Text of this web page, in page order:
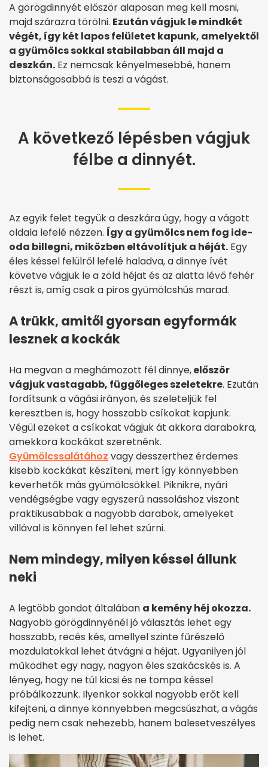
A görögdinnyét először alaposan meg kell mosni,
majd szárazra törölni. Ezután vágjuk le mindkét
végét, így két lapos felületet kapunk, amelyektől
a gyümölcs sokkal stabilabban áll majd a
deszkán. Ez nemcsak kényelmesebbé, hanem
biztonságosabbá is teszi a vágást.
A következő lépésben vágjuk
félbe a dinnyét.
Az egyik felet tegyük a deszkára úgy, hogy a vágott
oldala lefelé nézzen. Így a gyümölcs nem fog ide-
oda billegni, miközben eltávolítjuk a héját. Egy
éles késsel felülről lefelé haladva, a dinnye ívét
követve vágjuk le a zöld héjat és az alatta lévő fehér
részt is, amíg csak a piros gyümölcshús marad.
A trükk, amitől gyorsan egyformák
lesznek a kockák
Ha megvan a meghámozott fél dinnye,először
vágjuk vastagabb, függőleges szeletekre. Ezután
fordítsunk a vágási irányon, és szeleteljük fel
keresztben is, hogy hosszabb csíkokat kapjunk.
Végül ezeket a csíkokat vágjuk át akkora darabokra,
amekkora kockákat szeretnénk.
Gyümölcssalátához vagy desszerthez érdemes
kisebb kockákat készíteni, mert így könnyebben
keverhetők más gyümölcsökkel. Piknikre, nyári
vendégségbe vagy egyszerű nassoláshoz viszont
praktikusabbak a nagyobb darabok, amelyeket
villával is könnyen fel lehet szúrni.
Nem mindegy, milyen késsel állunk
neki
A legtöbb gondot általában a kemény héj okozza.
Nagyobb görögdinnyénél jó választás lehet egy
hosszabb, recés kés, amellyel szinte fűrészelő
mozdulatokkal lehet átvágni a héjat. Ugyanilyen jól
működhet egy nagy, nagyon éles szakácskés is. A
lényeg, hogy ne túl kicsi és ne tompa késsel
próbálkozzunk. Ilyenkor sokkal nagyobb erőt kell
kifejteni, a dinnye könnyebben megcsúszhat, a vágás
pedig nem csak nehezebb, hanem balesetveszélyes
is lehet.